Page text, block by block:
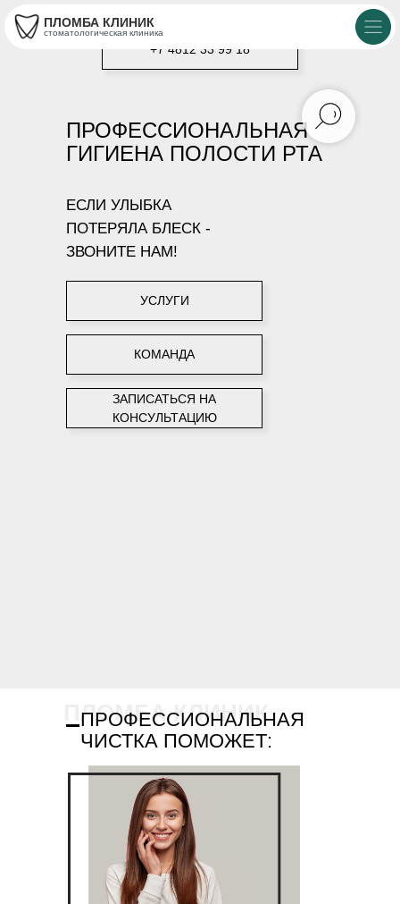
ПЛОМБА КЛИНИК
стоматологическая клиника
+7 4812 33 99 18
ПРОФЕССИОНАЛЬНАЯ
ГИГИЕНА ПОЛОСТИ РТА
ЕСЛИ УЛЫБКА
ПОТЕРЯЛА БЛЕСК -
ЗВОНИТЕ НАМ!
ЗАПИСАТЬСЯ НА
КОНСУЛЬТАЦИЮ
УСЛУГИ
КОМАНДА
ПЛОМБА КЛИНИК
ПРОФЕССИОНАЛЬНАЯ
ЧИСТКА ПОМОЖЕТ: